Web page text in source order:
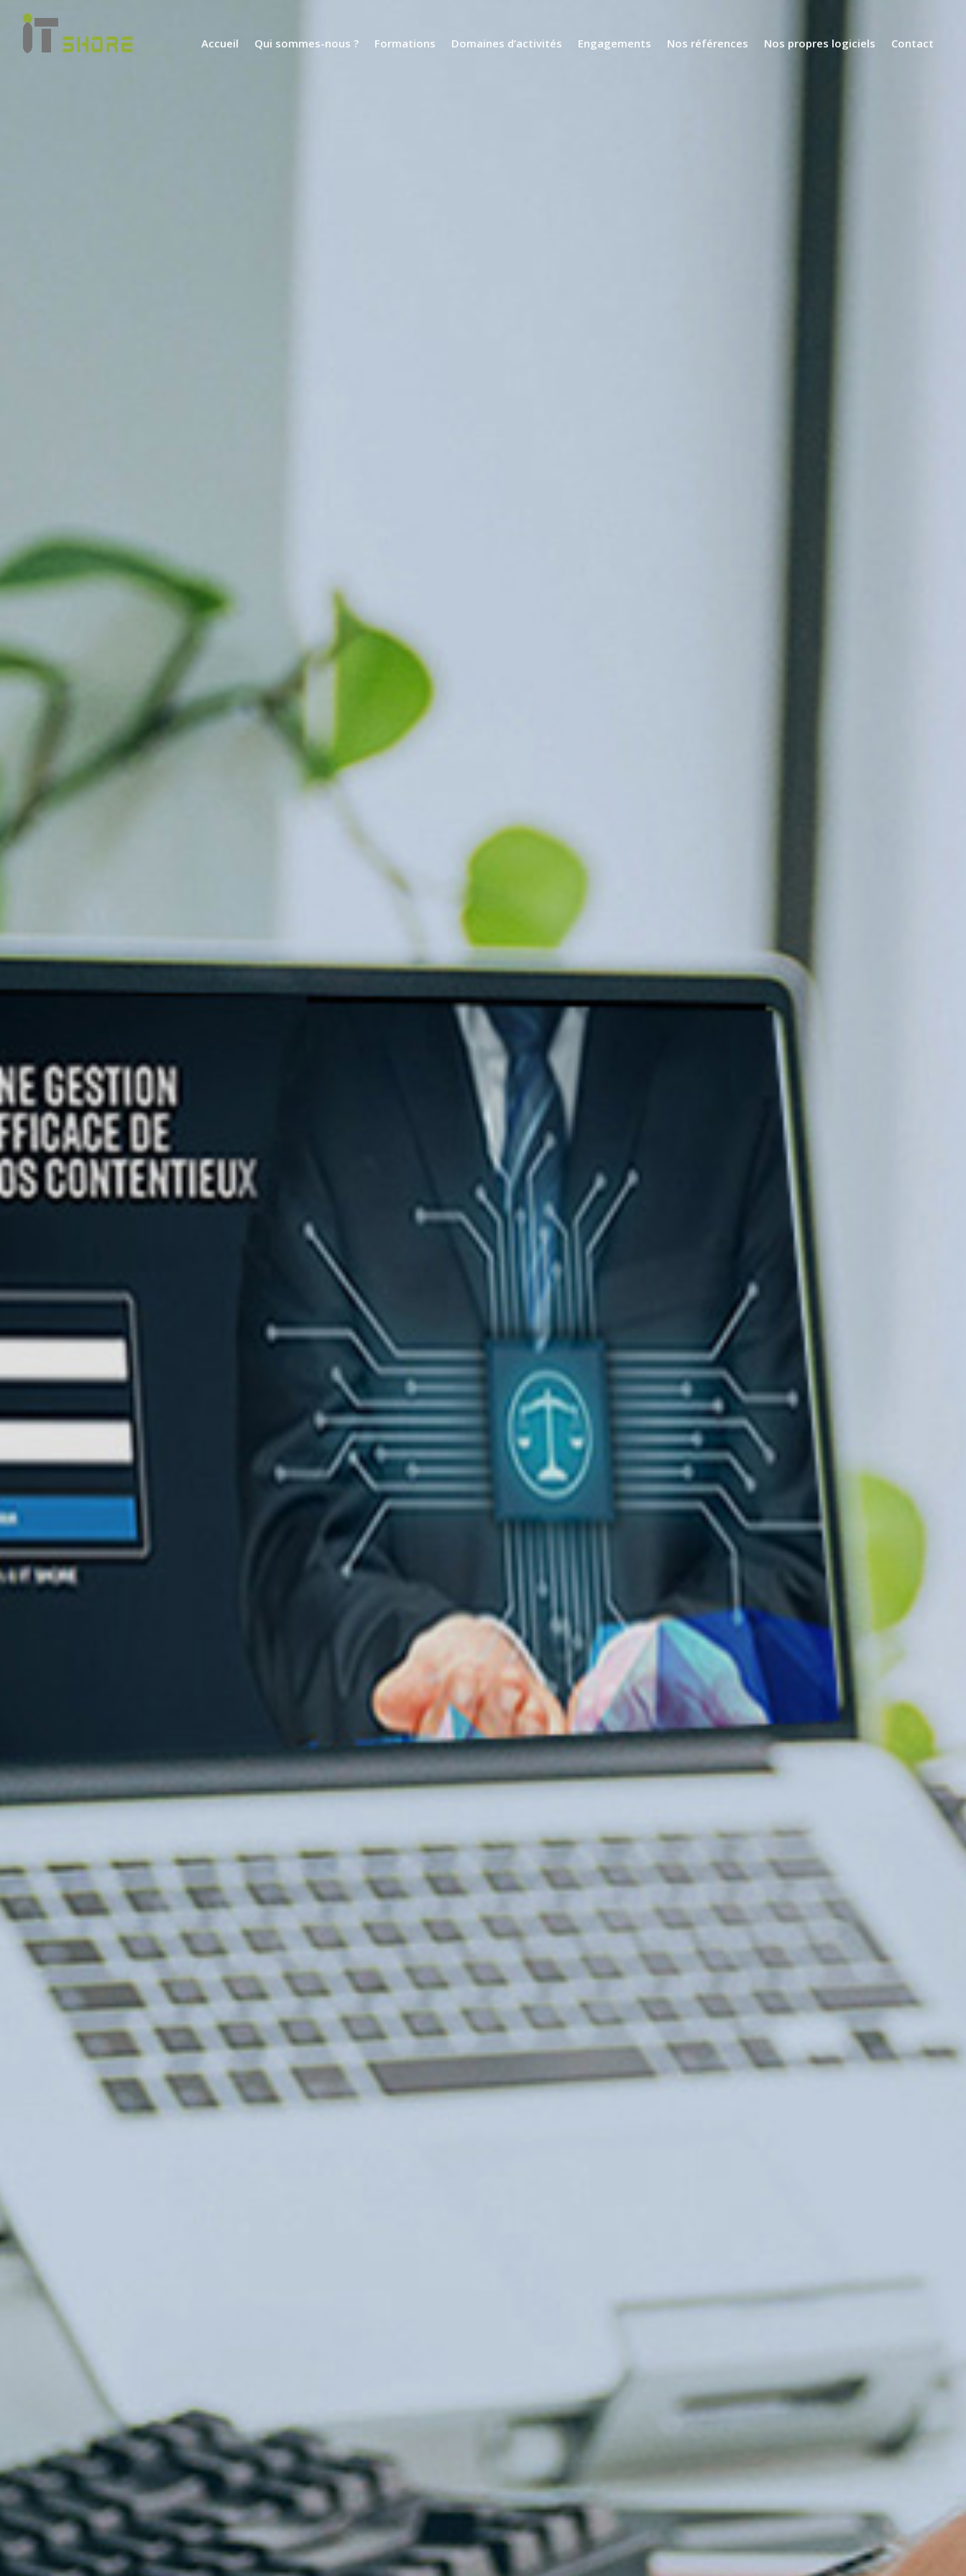
Accueil Qui sommes-nous ? Formations Domaines d’activités Engagements Nos références Nos propres logiciels Contact